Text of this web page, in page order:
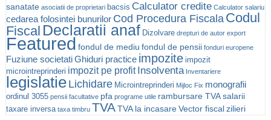
sanatate asociatii de proprietari bacsis Calculator credite Calculator salariu
cedarea folosintei bunurilor Cod Procedura Fiscala Codul
Fiscal Declaratii anaf Dizolvare drepturi de autor export
Featured fondul de mediu fondul de pensii fonduri europene
Fuziune societatiGhiduri practice impozite impozit
microintreprinderi impozit pe profit Insolventa Inventariere
legislatieLichidare Microintreprinderi Mijloc Fix monografii
ordinul 3055 pensii facultative pfa programe utile rambursare TVAsalarii
taxare inversa taxa timbru TVATVA la incasareVector fiscalzilieri